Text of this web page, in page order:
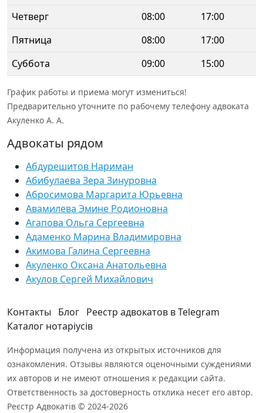
Четверг
08:00
17:00
Пятница
08:00
17:00
Суббота
09:00 15:00
График работы и приема могут измениться!
Предварительно уточните по рабочему телефону адвоката
Акуленко А. А.
Адвокаты рядом
Абдурешитов Нариман
Абибулаева Зера Зинуровна
Абросимова Маргарита Юрьевна
Авамилева Эмине Родионовна
Агапова Ольга Сергеевна
Адаменко Марина Владимировна
Акимова Галина Сергеевна
Акуленко Оксана Анатольевна
Акулов Сергей Михайлович
Контакты Блог Реестр адвокатов в Telegram
Каталог нотаріусів
Информация получена из открытых источников для
ознакомления. Отзывы являются оценочными суждениями
их авторов и не имеют отношения к редакции сайта.
Ответственность за достоверность отклика несет его автор.
Реєстр Адвокатів © 2024-2026